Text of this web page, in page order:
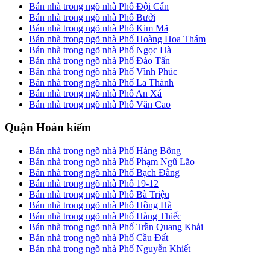
Bán nhà trong ngõ nhà Phố Đội Cấn
Bán nhà trong ngõ nhà Phố Bưởi
Bán nhà trong ngõ nhà Phố Kim Mã
Bán nhà trong ngõ nhà Phố Hoàng Hoa Thám
Bán nhà trong ngõ nhà Phố Ngọc Hà
Bán nhà trong ngõ nhà Phố Đào Tấn
Bán nhà trong ngõ nhà Phố Vĩnh Phúc
Bán nhà trong ngõ nhà Phố La Thành
Bán nhà trong ngõ nhà Phố An Xá
Bán nhà trong ngõ nhà Phố Văn Cao
Quận Hoàn kiếm
Bán nhà trong ngõ nhà Phố Hàng Bông
Bán nhà trong ngõ nhà Phố Phạm Ngũ Lão
Bán nhà trong ngõ nhà Phố Bạch Đằng
Bán nhà trong ngõ nhà Phố 19-12
Bán nhà trong ngõ nhà Phố Bà Triệu
Bán nhà trong ngõ nhà Phố Hồng Hà
Bán nhà trong ngõ nhà Phố Hàng Thiếc
Bán nhà trong ngõ nhà Phố Trần Quang Khải
Bán nhà trong ngõ nhà Phố Cầu Đất
Bán nhà trong ngõ nhà Phố Nguyễn Khiết